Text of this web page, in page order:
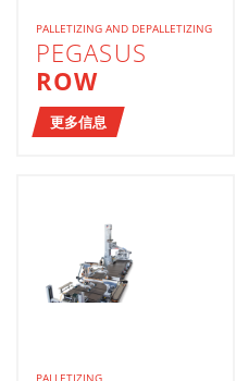
PALLETIZING AND DEPALLETIZING
PEGASUS
ROW
更多信息
PALLETIZING